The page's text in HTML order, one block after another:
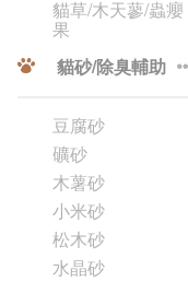
貓草/木天蓼/蟲癭
果
貓砂/除臭輔助
豆腐砂
礦砂
木薯砂
小米砂
松木砂
水晶砂